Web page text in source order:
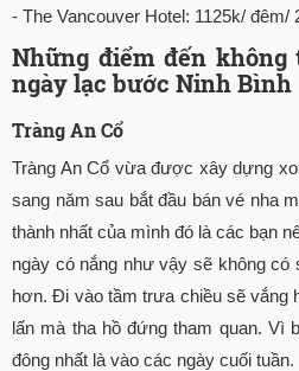
- The Vancouver Hotel: 1125k/ đêm/
Những điểm đến
ngày lạc bước Ninh Bình
Tràng An Cổ
Tràng An Cổ vừa được xây dựng
sang năm sau bắt đầu bán vé nha
thành nhất của mình đó là các bạn
ngày có nắng như vậy sẽ không
hơn. Đi vào tầm trưa chiều sẽ vắng
lấn mà tha hồ đứng tham quan. Vì
đông nhất là vào các ngày cuối tuần.